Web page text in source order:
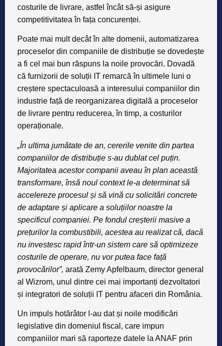
costurile de livrare, astfel încât să-și asigure
competitivitatea în fața concurenței.
Poate mai mult decât în alte domenii, automatizarea
proceselor din companiile de distribuție se dovedește
a fi cel mai bun răspuns la noile provocări. Dovadă
că furnizorii de soluții IT remarcă în ultimele luni o
creștere spectaculoasă a interesului companiilor din
industrie față de reorganizarea digitală a proceselor
de livrare pentru reducerea, în timp, a costurilor
operaționale.
„În ultima jumătate de an, cererile venite din partea
companiilor de distribuție s-au dublat cel puțin.
Majoritatea acestor companii aveau în plan această
transformare, însă noul context le-a determinat să
accelereze procesul și să vină cu solicitări concrete
de adaptare și aplicare a soluțiilor noastre la
specificul companiei. Pe fondul creșterii masive a
prețurilor la combustibili, acestea au realizat că, dacă
nu investesc rapid într-un sistem care să optimizeze
costurile de operare, nu vor putea face față
provocărilor”, arată Zemy Apfelbaum, director general
al Wizrom, unul dintre cei mai importanți dezvoltatori
și integratori de soluții IT pentru afaceri din România.
Un impuls hotărâtor l-au dat și noile modificări
legislative din domeniul fiscal, care impun
companiilor mari să raporteze datele la ANAF prin